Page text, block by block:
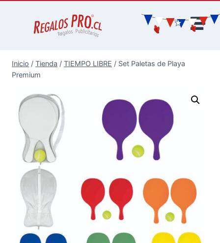
Inicio / Tienda / TIEMPO LIBRE / Set Paletas de Playa
Premium